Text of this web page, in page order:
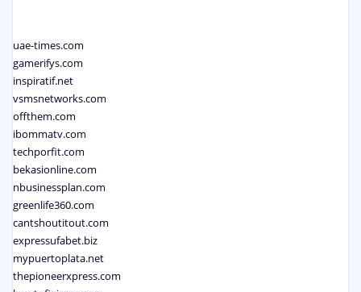
uae-times.com
gamerifys.com
inspiratif.net
vsmsnetworks.com
offthem.com
ibommatv.com
techporfit.com
bekasionline.com
nbusinessplan.com
greenlife360.com
cantshoutitout.com
expressufabet.biz
mypuertoplata.net
thepioneerxpress.com